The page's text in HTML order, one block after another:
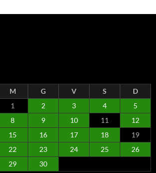
M G V S
D
1
2 3 4
5
8 9 10 11
12
15 16 17 18
19
22 23 24 25
26
29
30